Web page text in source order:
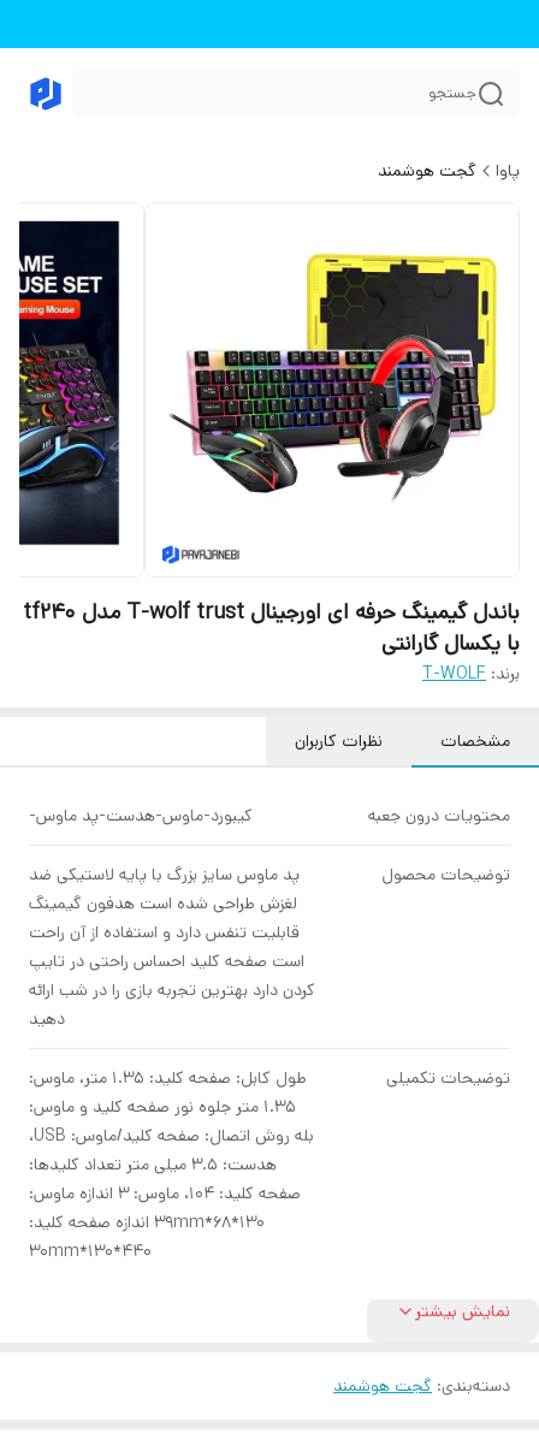
جستجو
پاوا گجت هوشمند
باندل گیمینگ حرفه ای اورجینال T-wolf trust مدل tf240
با یکسال گارانتی
برند: T-WOLF
مشخصات نظرات کاربران
محتويات درون جعبه کیبورد-ماوس-هدست-پد ماوس-
توضیحات محصول
پد ماوس سایز بزرگ با پایه لاستیکی ضد
لغزش طراحی شده است هدفون گیمینگ
قابلیت تنفس دارد و استفاده از آن راحت
است صفحه کلید احساس راحتی در تایپ
کردن دارد بهترین تجربه بازی را در شب ارائه
دهید
توضيحات تکمیلی
طول کابل: صفحه کلید: 1.35 متر، ماوس:
1.35 متر جلوه نور صفحه کلید و ماوس:
بله روش اتصال: صفحه کلید/ماوس: USB،
هدست: 3.5 میلی متر تعداد کلیدها:
صفحه کلید: 104، ماوس: 3 اندازه ماوس:
130*68*39mm اندازه صفحه کلید:
440*130*30mm
نمایش بیشتر
دسته‌بندی: گجت هوشمند